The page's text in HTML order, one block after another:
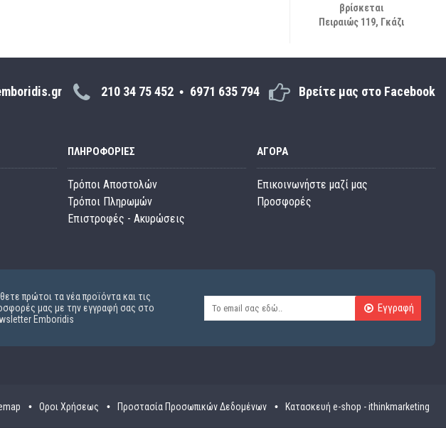
βρίσκεται
Πειραιώς 119, Γκάζι
210 34 75 452 6971 635 794 Βρείτε μας στο Facebook
ΠΛΗΡΟΦΟΡΊΕΣ
Τρόποι Αποστολών
Τρόποι Πληρωμών
Επιστροφές - Ακυρώσεις
ΑΓΟΡΆ
Επικοινωνήστε μαζί μας
Προσφορές
πρώτοι τα νέα προϊόντα και τις
μας με την εγγραφή σας στο
Emboridis
Εγγραφή
Οροι Χρήσεως Προστασία Προσωπικών Δεδομένων Κατασκευή e-shop - ithinkmarketing